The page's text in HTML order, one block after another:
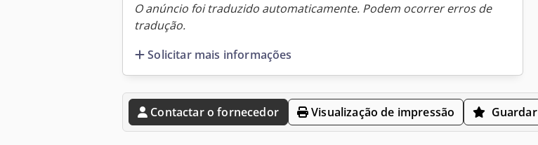
O anúncio foi traduzido automaticamente. Podem ocorrer erros de
tradução.
Solicitar mais informações
Contactar o fornecedor Visualização de impressão Guardar